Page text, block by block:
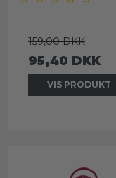
159,00 DKK
95,40 DKK
VIS PRODUKT